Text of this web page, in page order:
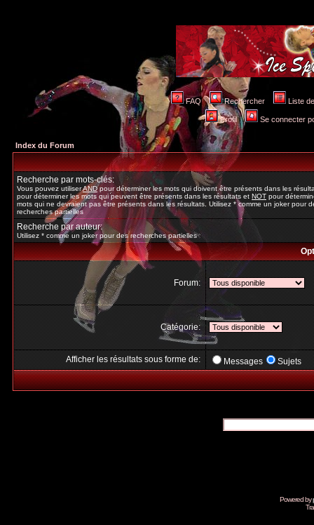
FAQ Rechercher Liste
Profil Se connecter
Index du Forum
Recherche par mots-clés:
Vous pouvez utiliserANDpour déterminer les mots qui doivent être présents dans les
pour déterminer les mots qui peuvent être présents dans les résultats etNOTpour
mots qui ne devraient pas être présents dans les résultats. Utilisez * comme un joker pour
recherches partielles
Recherche par auteur:
Utilisez * comme un joker pour des recherches partielles
Forum:
Catégorie:
Afficher les résultats sous forme de: Messages Sujets
Powered by